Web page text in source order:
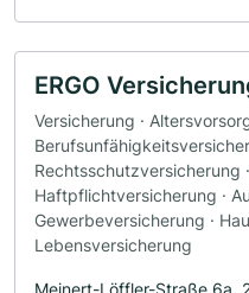
ERGO
Versicherung ·
Rechtsschutzversicherung
Haftpflichtversicherung ·
Gewerbeversicherung ·
Lebensversicherung
Meinert-Löffler-Straße 6a,